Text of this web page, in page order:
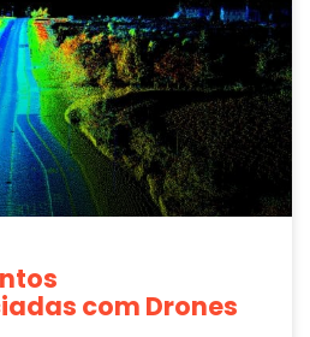
com Drones